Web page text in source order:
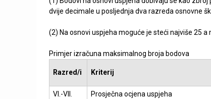
dvije decimale u posljednja dva razreda osnovne
(2) Na osnovi uspjeha moguće je steći najviše 25 a
Primjer izračuna maksimalnog broja bodova
Razred/i Kriterij
VI.-VII.
Prosječna ocjena uspjeha